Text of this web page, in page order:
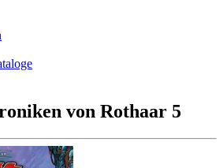
von Rothaar 5